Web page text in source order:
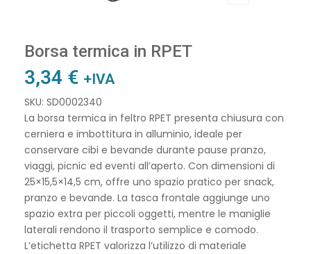
Borsa termica in RPET
3,34 € +IVA
SKU: SD0002340
La borsa termica in feltro RPET presenta chiusura con
cerniera e imbottitura in alluminio, ideale per
conservare cibi e bevande durante pause pranzo,
viaggi, picnic ed eventi all’aperto. Con dimensioni di
25×15,5×14,5 cm, offre uno spazio pratico per snack,
pranzo e bevande. La tasca frontale aggiunge uno
spazio extra per piccoli oggetti, mentre le maniglie
laterali rendono il trasporto semplice e comodo.
L’etichetta RPET valorizza l’utilizzo di materiale